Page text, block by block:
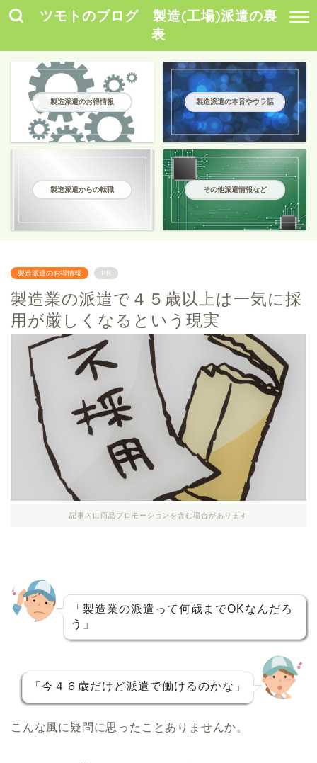
ツモトのブログ 製造(工場)派遣の裏
表
製造派遣のお得情報 製造派遣の本音やウラ話
製造派遣からの転職 その他派遣情報など
製造派遣のお得情報 PR
製造業の派遣で４５歳以上は一気に採
用が厳しくなるという現実
記事内に商品プロモーションを含む場合があります
「製造業の派遣って何歳までOKなんだろ
う」
「今４６歳だけど派遣で働けるのかな」
こんな風に疑問に思ったことありませんか。